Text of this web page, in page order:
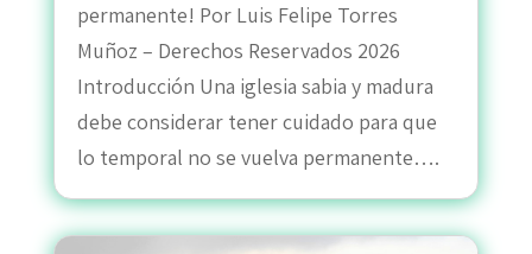
permanente! Por Luis Felipe Torres
Muñoz – Derechos Reservados 2026
Introducción Una iglesia sabia y madura
debe considerar tener cuidado para que
lo temporal no se vuelva permanente….